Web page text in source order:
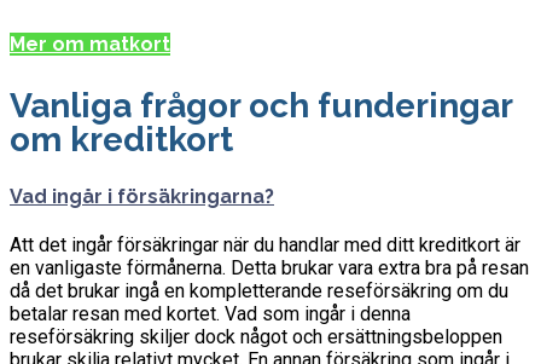
Mer om matkort
Vanliga frågor och funderingar
om kreditkort
Vad ingår i försäkringarna?
Att det ingår försäkringar när du handlar med ditt kreditkort är
en vanligaste förmånerna. Detta brukar vara extra bra på resan
då det brukar ingå en kompletterande reseförsäkring om du
betalar resan med kortet. Vad som ingår i denna
reseförsäkring skiljer dock något och ersättningsbeloppen